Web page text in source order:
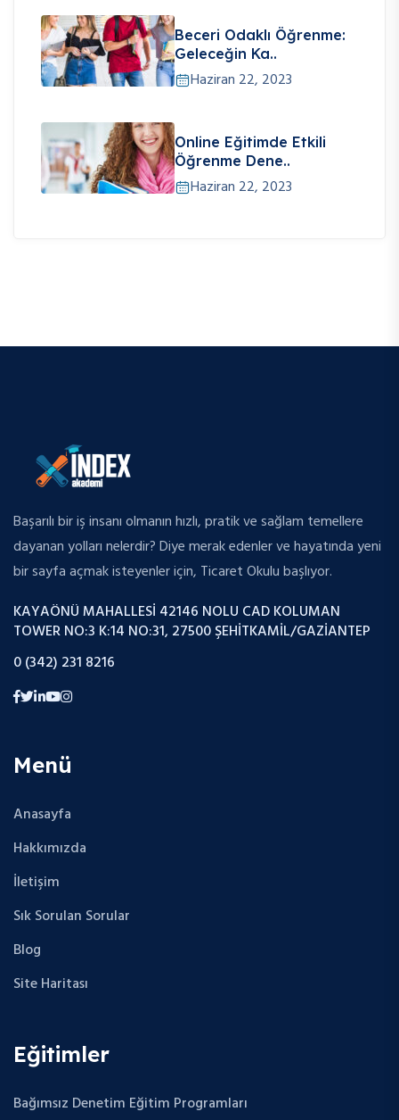
Beceri Odaklı Öğrenme:
Geleceğin Ka..
Haziran 22, 2023
Online Eğitimde Etkili
Öğrenme Dene..
Haziran 22, 2023
Başarılı bir iş insanı olmanın hızlı, pratik ve sağlam temellere
dayanan yolları nelerdir? Diye merak edenler ve hayatında yeni
bir sayfa açmak isteyenler için, Ticaret Okulu başlıyor.
KAYAÖNÜ MAHALLESI 42146 NOLU CAD KOLUMAN
TOWER NO:3 K:14 NO:31, 27500 ŞEHITKAMIL/GAZIANTEP
0 (342) 231 8216
Menü
Anasayfa
Hakkımızda
İletişim
Sık Sorulan Sorular
Blog
Site Haritası
Eğitimler
Bağımsız Denetim Eğitim Programları